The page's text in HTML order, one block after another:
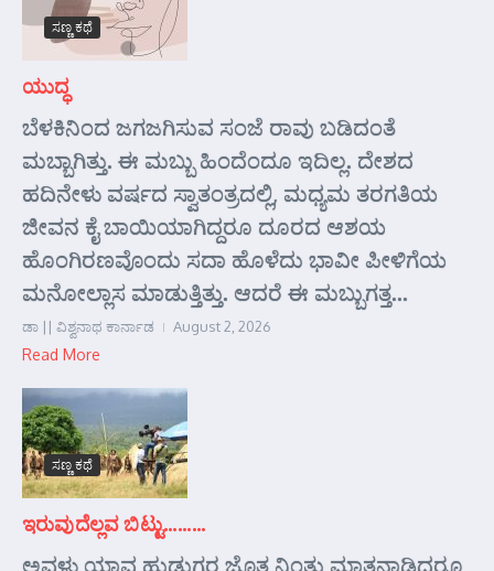
ಸಣ್ಣ ಕಥೆ
ಯುದ್ಧ
ಬೆಳಕಿನಿಂದ ಜಗಜಗಿಸುವ ಸಂಜೆ ರಾವು ಬಡಿದಂತೆ
ಮಬ್ಬಾಗಿತ್ತು. ಈ ಮಬ್ಬು ಹಿಂದೆಂದೂ ಇದಿಲ್ಲ. ದೇಶದ
ಹದಿನೇಳು ವರ್ಷದ ಸ್ವಾತಂತ್ರದಲ್ಲಿ, ಮಧ್ಯಮ ತರಗತಿಯ
ಜೀವನ ಕೈ ಬಾಯಿಯಾಗಿದ್ದರೂ ದೂರದ ಆಶಯ
ಹೊಂಗಿರಣವೊಂದು ಸದಾ ಹೊಳೆದು ಭಾವೀ ಪೀಳಿಗೆಯ
ಮನೋಲ್ಲಾಸ ಮಾಡುತ್ತಿತ್ತು. ಆದರೆ ಈ ಮಬ್ಬುಗತ್ತ...
ಡಾ || ವಿಶ್ವನಾಥ ಕಾರ್ನಾಡ August 2, 2026
Read More
ಸಣ್ಣ ಕಥೆ
ಇರುವುದೆಲ್ಲವ ಬಿಟ್ಟು………
ಅವಳು ಯಾವ ಹುಡುಗರ ಜೊತ ನಿಂತು ಮಾತನಾಡಿದರೂ